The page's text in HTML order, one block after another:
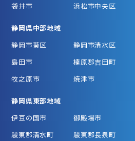
袋井市
浜松市中央区
静岡県中部地域
静岡市葵区
静岡市清水区
島田市
榛原郡吉田町
牧之原市
焼津市
静岡県東部地域
伊豆の国市
御殿場市
駿東郡清水町
駿東郡長泉町